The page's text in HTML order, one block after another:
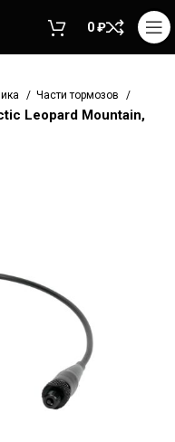
0₽
Части тормозов
Leopard Mountain,